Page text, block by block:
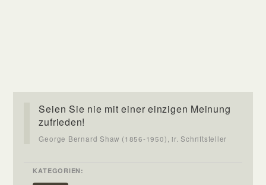
Seien Sie nie mit einer einzigen Meinung
zufrieden!
George Bernard Shaw (1856-1950), ir. Schriftsteller
KATEGORIEN: